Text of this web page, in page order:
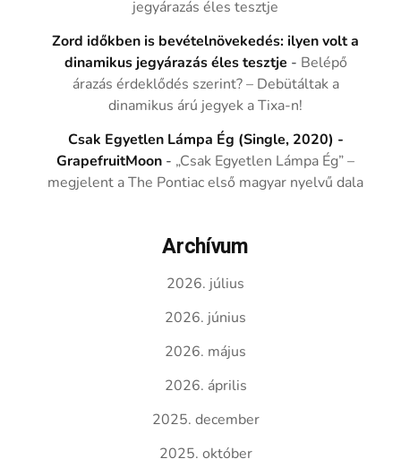
jegyárazás éles tesztje
Zord időkben is bevételnövekedés: ilyen volt a
dinamikus jegyárazás éles tesztje - Belépő
árazás érdeklődés szerint? – Debütáltak a
dinamikus árú jegyek a Tixa-n!
Csak Egyetlen Lámpa Ég (Single, 2020) -
GrapefruitMoon - „Csak Egyetlen Lámpa Ég” –
megjelent a The Pontiac első magyar nyelvű dala
Archívum
2026. július
2026. június
2026. május
2026. április
2025. december
2025. október